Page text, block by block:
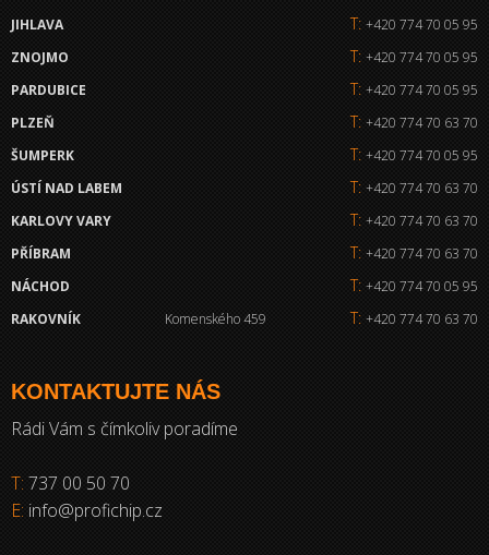
JIHLAVA
T: +420 774 70 05 95
ZNOJMO
T: +420 774 70 05 95
PARDUBICE
T: +420 774 70 05 95
PLZEŇ
T: +420 774 70 63 70
ŠUMPERK
T: +420 774 70 05 95
ÚSTÍ NAD LABEM
T: +420 774 70 63 70
KARLOVY VARY
T: +420 774 70 63 70
PŘÍBRAM
T: +420 774 70 63 70
NÁCHOD
T: +420 774 70 05 95
RAKOVNÍK
Komenského 459 T: +420 774 70 63 70
KONTAKTUJTE NÁS
Rádi Vám s čímkoliv poradíme
T: 737 00 50 70
E: info@profichip.cz